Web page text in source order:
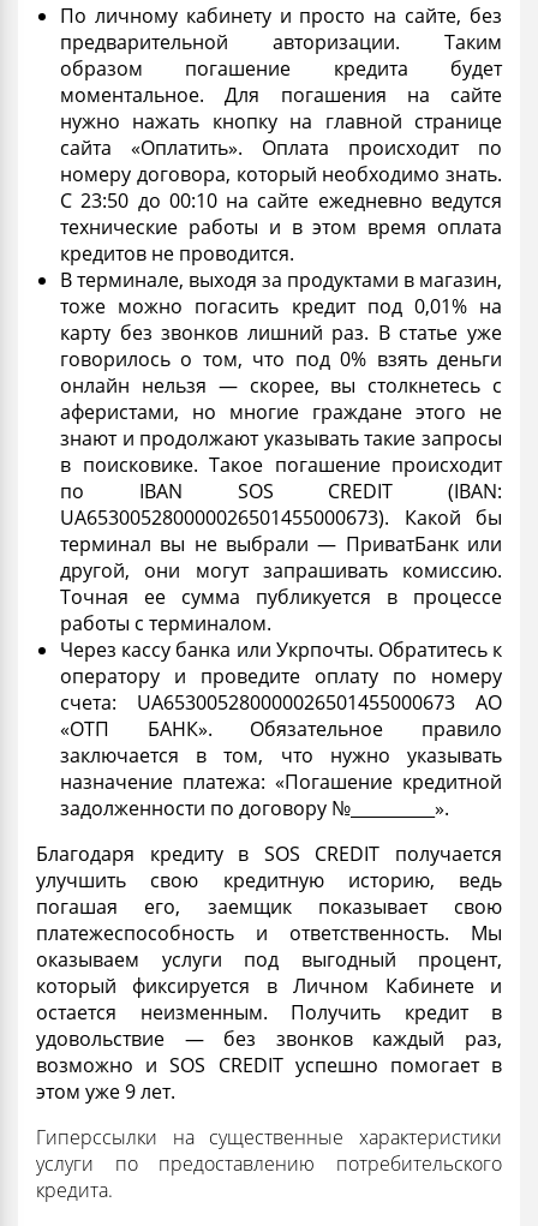
По личному кабинету и просто на сайте, без
предварительной авторизации. Таким
образом погашение кредита будет
моментальное. Для погашения на сайте
нужно нажать кнопку на главной странице
сайта «Оплатить». Оплата происходит по
номеру договора, который необходимо знать.
С 23:50 до 00:10 на сайте ежедневно ведутся
технические работы и в этом время оплата
кредитов не проводится.
В терминале, выходя за продуктами в магазин,
тоже можно погасить кредит под 0,01% на
карту без звонков лишний раз. В статье уже
говорилось о том, что под 0% взятьденьги
онлайн нельзя — скорее, вы столкнетесь с
аферистами, но многие граждане этого не
знают и продолжают указывать такие запросы
в поисковике. Такое погашение происходит
по IBAN SOS CREDIT (IBAN:
UA653005280000026501455000673). Какой бы
терминал вы не выбрали — ПриватБанкили
другой, они могут запрашивать комиссию.
Точная ее сумма публикуется в процессе
работы с терминалом.
Через кассу банка или Укрпочты. Обратитесь к
оператору и проведите оплату по номеру
счета: UA653005280000026501455000673 АО
«ОТП БАНК». Обязательное правило
заключается в том, что нужно указывать
назначение платежа: «Погашение кредитной
задолженности по договору №__________».
Благодаря кредиту в SOS CREDIT получается
улучшить свою кредитную историю, ведь
погашая его, заемщик показывает свою
платежеспособность и ответственность. Мы
оказываем услуги под выгодный процент,
который фиксируется в Личном Кабинете и
остается неизменным. Получить кредит в
удовольствие — без звонков каждый раз,
возможно и SOS CREDIT успешно помогает в
этом уже 9 лет.
Гиперссылки на существенные характеристики
услуги по предоставлению потребительского
кредита.